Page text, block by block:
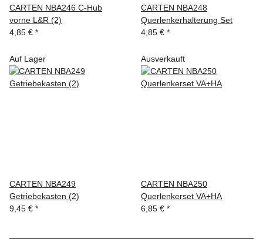
CARTEN NBA246 C-Hub
vorne L&R (2)
4,85 € *
CARTEN NBA248
Querlenkerhalterung Set
4,85 € *
Auf Lager
CARTEN NBA249
Getriebekasten (2)
9,45 € *
Ausverkauft
CARTEN NBA250
Querlenkerset VA+HA
6,85 € *